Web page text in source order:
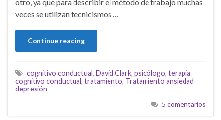
otro, ya que para describir el método de trabajo muchas
veces se utilizan tecnicismos …
Continue reading
cognitivo conductual, David Clark, psicólogo, terapia
cognitivo conductual, tratamiento, Tratamiento ansiedad
depresión
5 comentarios